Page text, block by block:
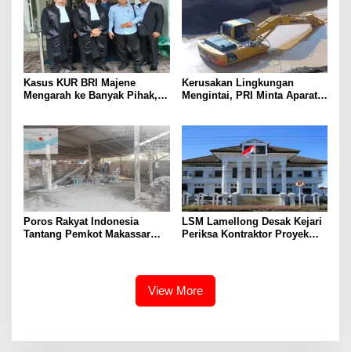
Kasus KUR BRI Majene
Mengarah ke Banyak Pihak,
Kerusakan Lingkungan
Mengintai, PRI Minta Aparat
Poros Rakyat Indonesia
Tantang Pemkot Makassar
LSM Lamellong Desak Kejari
Periksa Kontraktor Proyek
View More